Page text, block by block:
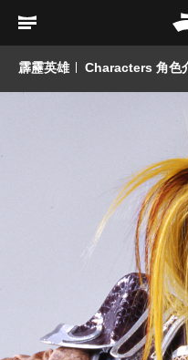
霹靂英雄 Characters 角色